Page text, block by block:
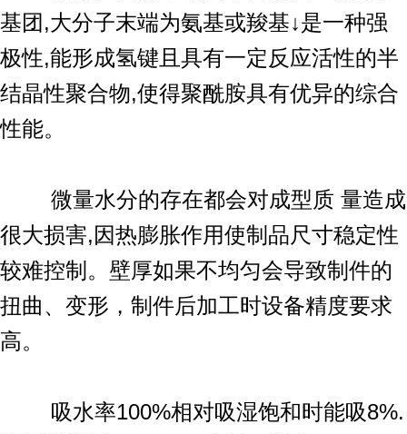
基团,大分子末端为氨基或羧基↓是一种强
极性,能形成氢键且具有一定反应活性的半
结晶性聚合物,使得聚酰胺具有优异的综合
性能。
微量水分的存在都会对成型质 量造成
很大损害,因热膨胀作用使制品尺寸稳定性
较难控制。壁厚如果不均匀会导致制件的
扭曲、变形，制件后加工时设备精度要求
高。
吸水率100%相对吸湿饱和时能吸8%.